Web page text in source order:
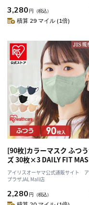
3,280 円 （税込）
積算 29 マイル (1倍)
[90枚]カラーマスク ふつ
ズ 30枚×3 DAILY FIT
ンクベージュ
アイリスオーヤマ公式通販サイト
プラザJAL Mall店
2,280 円 （税込）